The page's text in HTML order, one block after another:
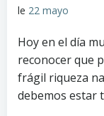
le 22 mayo
Hoy en el día
reconocer que
frágil riqueza
debemos estar